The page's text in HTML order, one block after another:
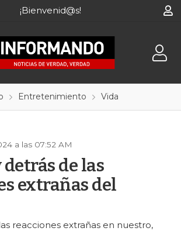
¡Bienvenid@s!
Entretenimiento Vida
a las 07:52 AM
detrás de las
extrañas del
reacciones extrañas en nuestro,